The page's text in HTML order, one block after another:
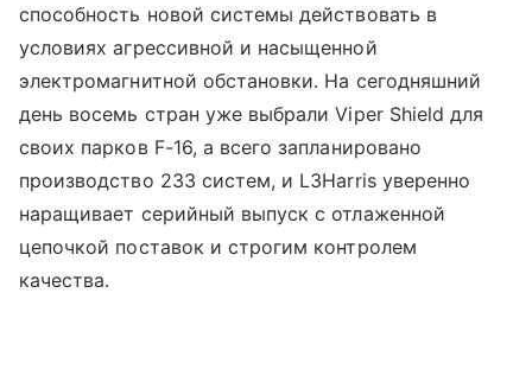
способность новой системы действовать в
условиях агрессивной и насыщенной
электромагнитной обстановки. На сегодняшний
день восемь стран уже выбрали Viper Shield для
своих парков F-16, а всего запланировано
производство 233 систем, и L3Harris уверенно
наращивает серийный выпуск с отлаженной
цепочкой поставок и строгим контролем
качества.